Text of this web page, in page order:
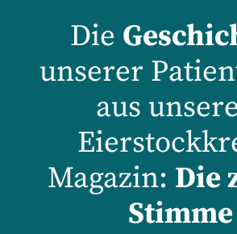
Die
unserer
aus
Magazin: Die
Stimme